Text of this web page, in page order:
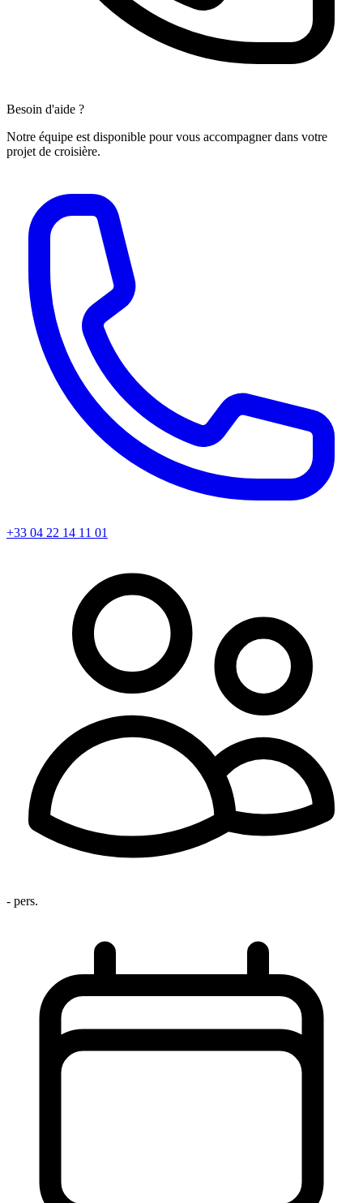
Besoin d'aide ?
Notre équipe est disponible pour vous accompagner dans votre
projet de croisière.
+33 04 22 14 11 01
- pers.